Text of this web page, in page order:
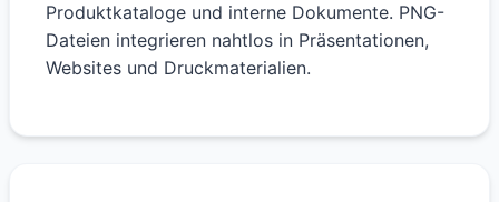
Produktkataloge und interne Dokumente. PNG-
Dateien integrieren nahtlos in Präsentationen,
Websites und Druckmaterialien.